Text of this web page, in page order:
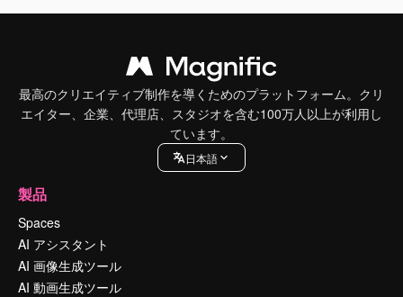
最高のクリエイティブ制作を導くためのプラットフォーム。クリ
エイター、企業、代理店、スタジオを含む100万人以上が利用し
ています。
日本語
製品
Spaces
AI アシスタント
AI 画像生成ツール
AI 動画生成ツール